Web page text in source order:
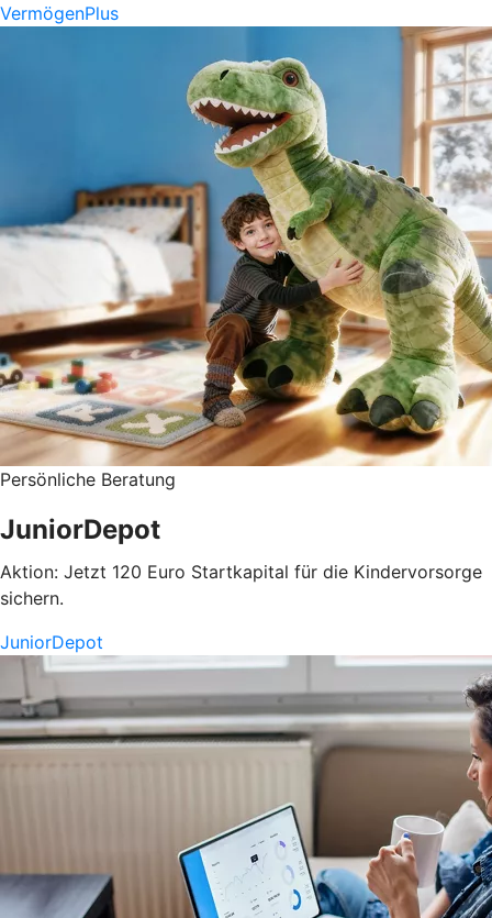
VermögenPlus
Persönliche Beratung
JuniorDepot
Aktion: Jetzt 120 Euro Startkapital für die Kindervorsorge
sichern.
JuniorDepot